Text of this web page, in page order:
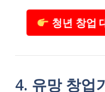
청년 창업
4. 유망 창업